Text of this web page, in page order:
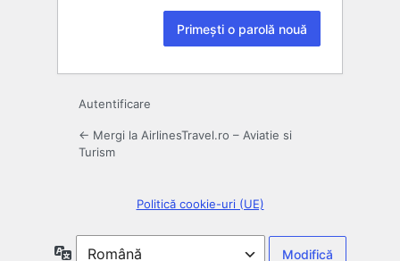
Autentificare
← Mergi la AirlinesTravel.ro – Aviatie si
Turism
Politică cookie-uri (UE)
Limbă